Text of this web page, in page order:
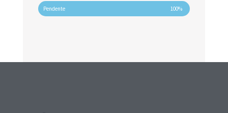
Pendente 100%